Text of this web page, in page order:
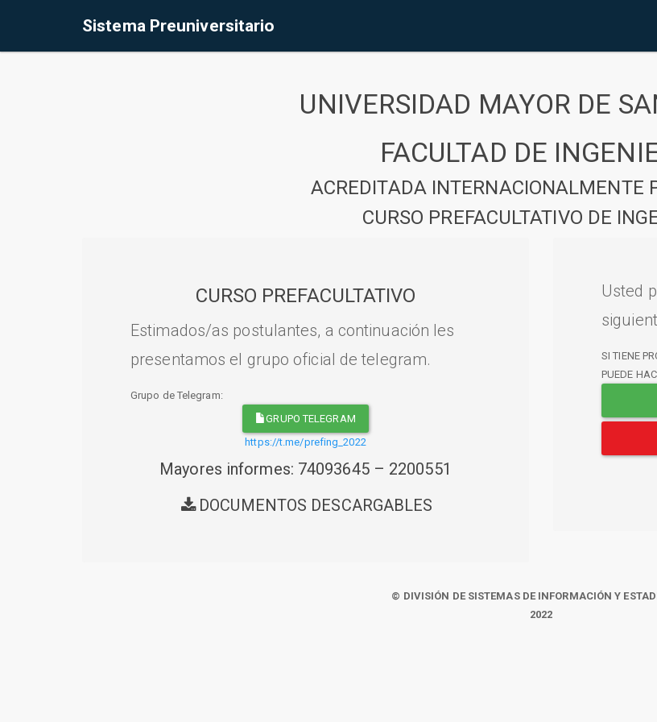
Sistema Preuniversitario
UNIVERSIDAD MAYOR DE
FACULTAD DE
ACREDITADA INTERNACIONALMENTE
CURSO PREFACULTATIVO DE
CURSO PREFACULTATIVO
Estimados/as postulantes, a continuación les
presentamos el grupo oficial de telegram.
Grupo de Telegram:
GRUPO TELEGRAM
https://t.me/prefing_2022
Mayores informes: 74093645 – 2200551
DOCUMENTOS DESCARGABLES
Usted
SI TIENE
PUEDE
© DIVISIÓN DE SISTEMAS DE INFORMACIÓN Y
2022